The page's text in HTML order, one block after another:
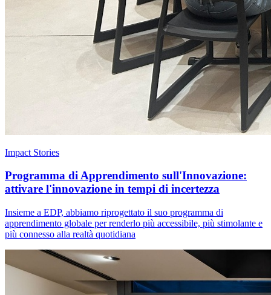
Impact Stories
Programma di Apprendimento sull'Innovazione:
attivare l'innovazione in tempi di incertezza
Insieme a EDP, abbiamo riprogettato il suo programma di
apprendimento globale per renderlo più accessibile, più stimolante e
più connesso alla realtà quotidiana